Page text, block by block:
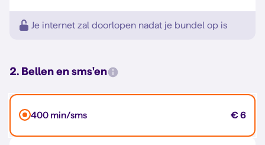
Je internet zal doorlopen nadat je bundel op is
2. Bellen en sms'en
400 min/sms € 6